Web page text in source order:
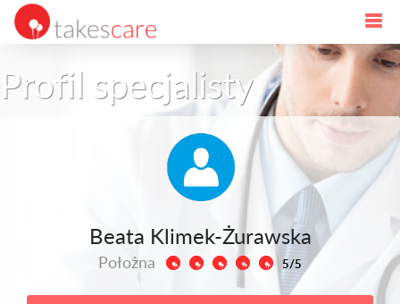
Profil specjalisty
Beata Klimek-Żurawska
Położna 5/5